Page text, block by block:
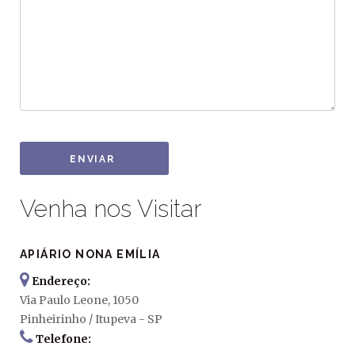
ENVIAR
Venha nos Visitar
APIÁRIO NONA EMÍLIA
Endereço:
Via Paulo Leone, 1050
Pinheirinho / Itupeva - SP
Telefone: